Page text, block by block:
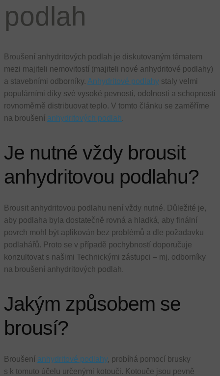
podlah
Broušení anhydritových podlah je diskutovaným tématem
mezi majiteli nemovitostí (majiteli nové anhydritové podlahy)
a stavebními odborníky. Anhydritové podlahy staly velmi
populárními díky své vysoké pevnosti, odolnosti a schopnosti
rovnoměrně distribuovat teplo. V tomto článku se zaměříme
na broušení anhydritových podlah.
Je nutné vždy brousit
anhydritovou podlahu?
Brousit anhydritovou podlahu není vždy nutné. Důležité je,
aby podlaha byla dostatečně rovná a hladká, aby finální
povrch mohl být aplikován bez problémů a dle požadavku
podlahářů. Proto se v případě pochybností doporučuje
konzultovat s našimi Technickými zástupci – mj. odborníky
na broušení anhydritových podlah.
Jakým způsobem se
brousí?
Broušení anhydritové podlahy, probíhá pomocí brusky
s k tomuto účelu určenými kotouči. Kotouče jsou pevně